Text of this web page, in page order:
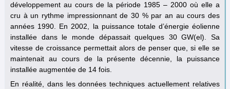
développement au cours de la période 1985 – 2000 où elle a
cru à un rythme impressionnant de 30 % par an au cours des
années 1990. En 2002, la puissance totale d’énergie éolienne
installée dans le monde dépassait quelques 30 GW(el). Sa
vitesse de croissance permettait alors de penser que, si elle se
maintenait au cours de la présente décennie, la puissance
installée augmentée de 14 fois.
En réalité, dans les données techniques actuellement relatives